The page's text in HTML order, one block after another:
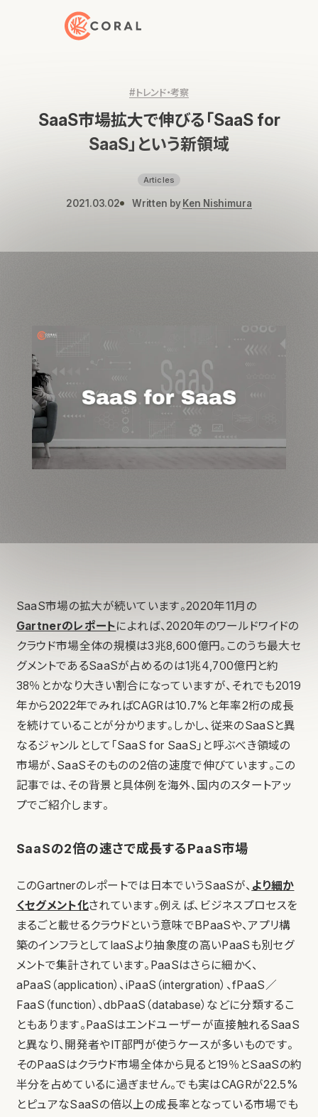
トップページへ戻る
#トレンド・考察
SaaS市場拡大で伸びる「SaaS for
SaaS」という新領域
Articles
2021.03.02 Written by Ken Nishimura
SaaS市場の拡大が続いています。2020年11月の
Gartnerのレポートによれば、2020年のワールドワイドの
クラウド市場全体の規模は3兆8,600億円。このうち最大セ
グメントであるSaaSが占めるのは1兆4,700億円と約
38％とかなり大きい割合になっていますが、それでも2019
年から2022年でみればCAGRは10.7%と年率2桁の成長
を続けていることが分かります。しかし、従来のSaaSと異
なるジャンルとして「SaaS for SaaS」と呼ぶべき領域の
市場が、SaaSそのものの2倍の速度で伸びています。この
記事では、その背景と具体例を海外、国内のスタートアッ
プでご紹介します。
SaaSの2倍の速さで成長するPaaS市場
このGartnerのレポートでは日本でいうSaaSが、 より細か
くセグメント化されています。例えば、ビジネスプロセスを
まるごと載せるクラウドという意味でBPaaSや、アプリ構
築のインフラとしてIaaSより抽象度の高いPaaSも別セグ
メントで集計されています。PaaSはさらに細かく、
aPaaS（application）、iPaaS（intergration）、fPaaS／
FaaS（function）、dbPaaS（database）などに分類するこ
ともあります。PaaSはエンドユーザーが直接触れるSaaS
と異なり、開発者やIT部門が使うケースが多いものです。
そのPaaSはクラウド市場全体から見ると19％とSaaSの約
半分を占めているに過ぎません。でも実はCAGRが22.5%
とピュアなSaaSの倍以上の成長率となっている市場でも